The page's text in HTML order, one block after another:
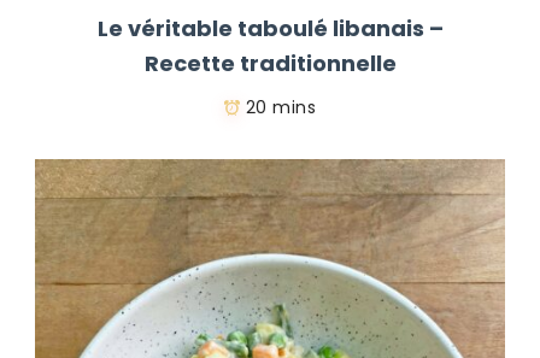
Le véritable taboulé libanais –
Recette traditionnelle
20 mins